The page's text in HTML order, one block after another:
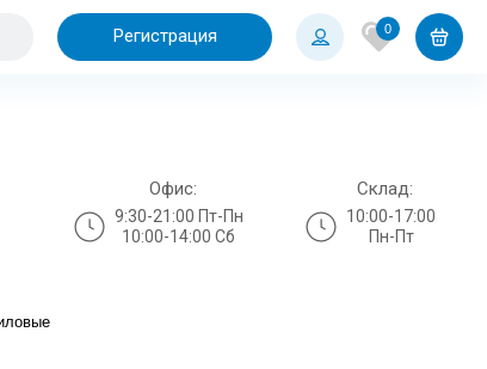
Регистрация 0
Офис:
9:30-21:00 Пт-Пн
10:00-14:00 Сб
Склад:
10:00-17:00
Пн-Пт